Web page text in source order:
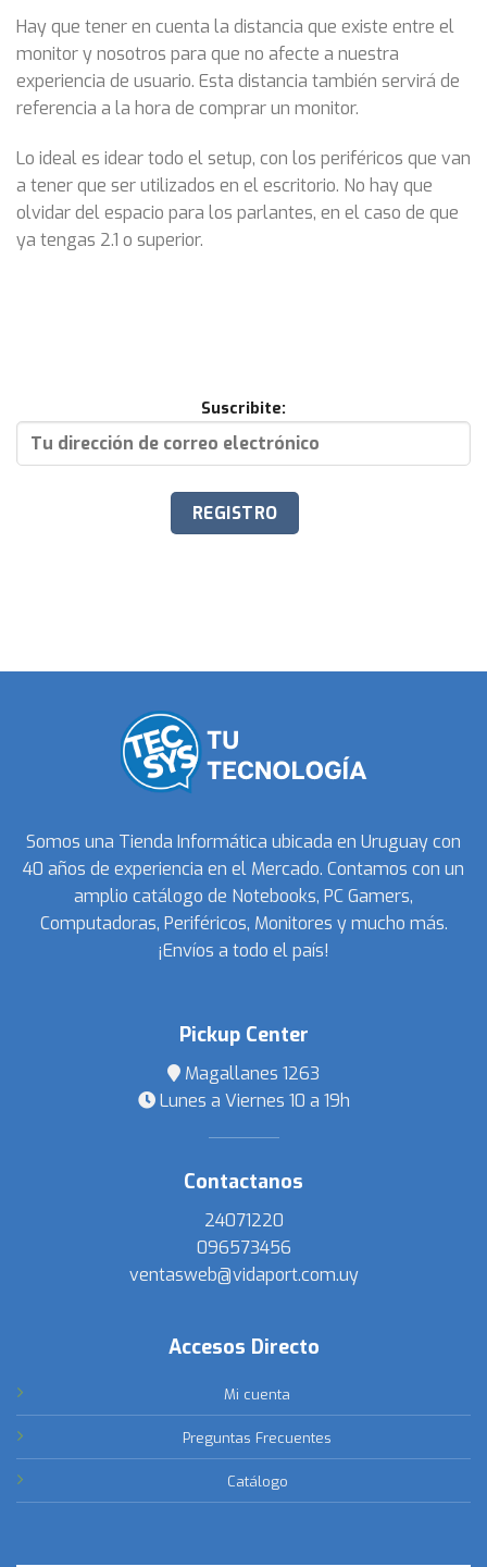
Hay que tener en cuenta la distancia que existe entre el
monitor y nosotros para que no afecte a nuestra
experiencia de usuario. Esta distancia también servirá de
referencia a la hora de comprar un monitor.
Lo ideal es idear todo el setup, con los periféricos que van
a tener que ser utilizados en el escritorio. No hay que
olvidar del espacio para los parlantes, en el caso de que
ya tengas 2.1 o superior.
Suscribite:
Somos una Tienda Informática ubicada en Uruguay con
40 años de experiencia en el Mercado. Contamos con un
amplio catálogo de Notebooks, PC Gamers,
Computadoras, Periféricos, Monitores y mucho más.
¡Envíos a todo el país!
Pickup Center
Magallanes 1263
Lunes a Viernes 10 a 19h
Contactanos
24071220
096573456
ventasweb@vidaport.com.uy
Accesos Directo
Mi cuenta
Preguntas Frecuentes
Catálogo